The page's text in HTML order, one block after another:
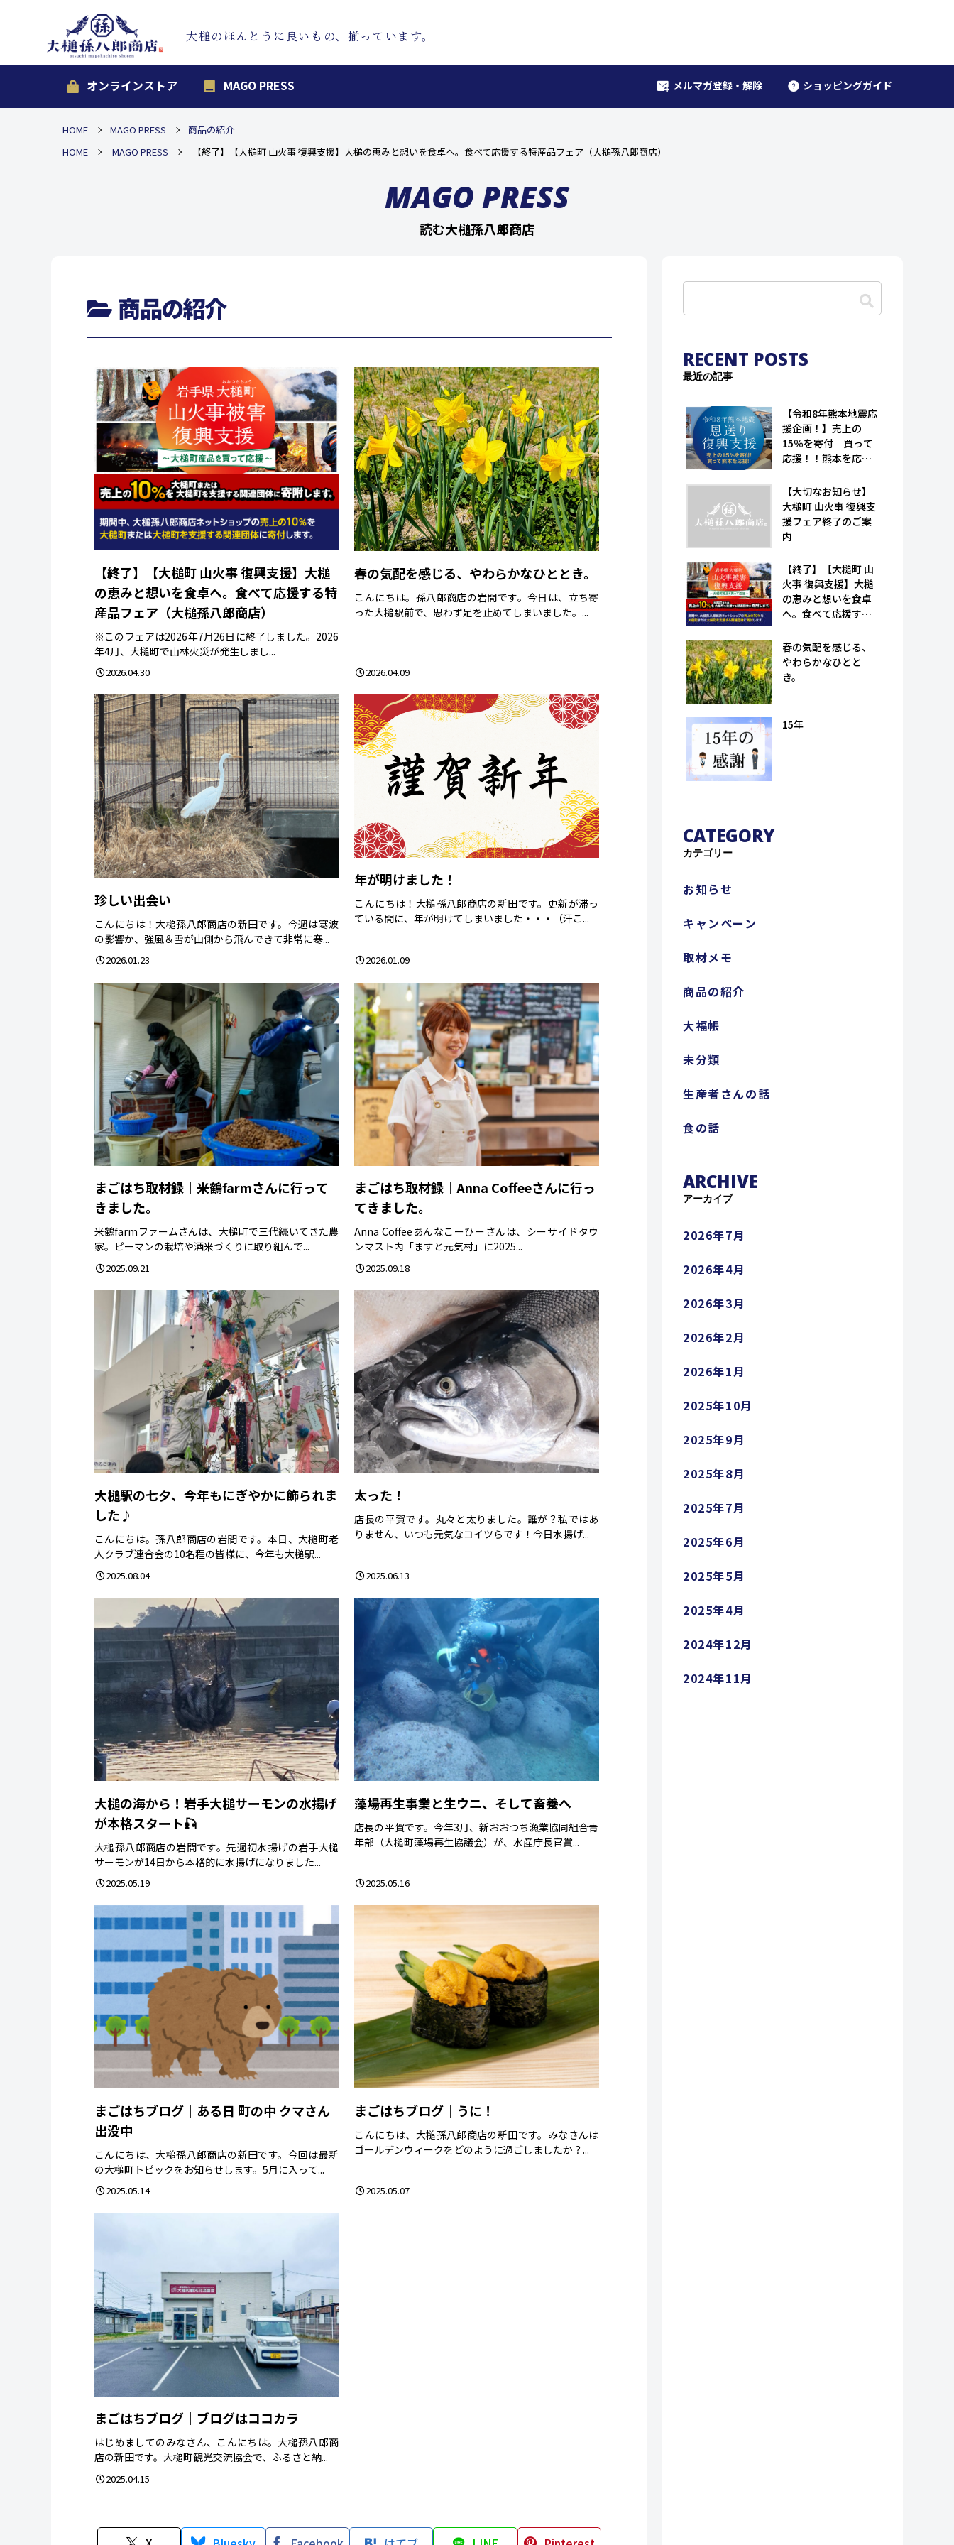
大槌のほんとうに良いもの、揃っています。
オンラインストア MAGO PRESS メルマガ登録・解除 ショッピングガイド
HOME MAGO PRESS
商品の紹介
HOME
MAGO PRESS 【終了】【大槌町 山火事 復興支援】大槌の恵みと想いを食卓へ。食べて応援する特産品フェア（大槌孫八郎商店）
MAGO PRESS
読む大槌孫八郎商店
商品の紹介
【終了】【大槌町 山火事 復興支援】大槌
の恵みと想いを食卓へ。食べて応援する特
産品フェア（大槌孫八郎商店）
※このフェアは2026年7月26日に終了しました。2026
年4月、大槌町で山林火災が発生しまし...
2026.04.30
春の気配を感じる、やわらかなひととき。
こんにちは。孫八郎商店の岩間です。今日は、立ち寄
った大槌駅前で、思わず足を止めてしまいました。...
2026.04.09
珍しい出会い
こんにちは！大槌孫八郎商店の新田です。今週は寒波
の影響か、強風＆雪が山側から飛んできて非常に寒...
2026.01.23
年が明けました！
こんにちは！大槌孫八郎商店の新田です。更新が滞っ
ている間に、年が明けてしまいました・・・（汗こ...
2026.01.09
まごはち取材録｜米鶴farmさんに行って
きました。
米鶴farmファームさんは、大槌町で三代続いてきた農
家。ピーマンの栽培や酒米づくりに取り組んで...
2025.09.21
まごはち取材録｜Anna Coffeeさんに行っ
てきました。
Anna Coffeeあんなこーひーさんは、シーサイドタウ
ンマスト内「ますと元気村」に2025...
2025.09.18
大槌駅の七夕、今年もにぎやかに飾られま
した♪
こんにちは。孫八郎商店の岩間です。本日、大槌町老
人クラブ連合会の10名程の皆様に、今年も大槌駅...
2025.08.04
太った！
店長の平賀です。丸々と太りました。誰が？私ではあ
りません、いつも元気なコイツらです！今日水揚げ...
2025.06.13
大槌の海から！岩手大槌サーモンの水揚げ
が本格スタート🎣
大槌孫八郎商店の岩間です。先週初水揚げの岩手大槌
サーモンが14日から本格的に水揚げになりました...
2025.05.19
藻場再生事業と生ウニ、そして畜養へ
店長の平賀です。今年3月、新おおつち漁業協同組合青
年部（大槌町藻場再生協議会）が、水産庁長官賞...
2025.05.16
まごはちブログ｜ある日 町の中 クマさん
出没中
こんにちは、大槌孫八郎商店の新田です。今回は最新
の大槌町トピックをお知らせします。5月に入って...
2025.05.14
まごはちブログ｜うに！
こんにちは、大槌孫八郎商店の新田です。みなさんは
ゴールデンウィークをどのように過ごしましたか？...
2025.05.07
まごはちブログ｜ブログはココカラ
はじめましてのみなさん、こんにちは。大槌孫八郎商
店の新田です。大槌町観光交流協会で、ふるさと納...
2025.04.15
RECENT POSTS
最近の記事
【令和8年熊本地震応
援企画！】売上の
15％を寄付 買って
応援！！熊本を応
支援！！（大槌孫八
郎商店）
【大切なお知らせ】
大槌町 山火事 復興支
援フェア終了のご案
内
【終了】【大槌町 山
火事 復興支援】大槌
の恵みと想いを食卓
へ。食べて応援する
孫八郎商店）
春の気配を感じる、
やわらかなひとと
き。
15年
CATEGORY
カテゴリー
お知らせ
キャンペーン
取材メモ
商品の紹介
大福帳
未分類
生産者さんの話
食の話
ARCHIVE
アーカイブ
2026年7月
2026年4月
2026年3月
2026年2月
2026年1月
2025年10月
2025年9月
2025年8月
2025年7月
2025年6月
2025年5月
2025年4月
2024年12月
2024年11月